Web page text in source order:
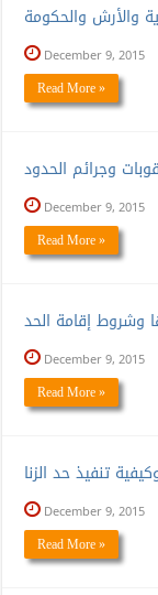
December 9, 2015
Read More »
December 9, 2015
Read More »
December 9, 2015
Read More »
December 9, 2015
Read More »